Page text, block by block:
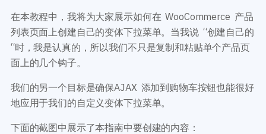
开发教程
主题开发分享
后台开发定制
开发文档手册
网站管理运营
技术专题
安全增强
WooCommerce开发
多语言主题开发
电子商务和支付
在本教程中，我将为大家展示如何在 WooCommerce 产品
列表页面上创建自己的变体下拉菜单。当我说 “创建自己的
“时，我是认真的，所以我们不只是复制和粘贴单个产品页
面上的几个钩子。
我们的另一个目标是确保AJAX 添加到购物车按钮也能很好
地应用于我们的自定义变体下拉菜单。
下面的截图中展示了本指南中要创建的内容：